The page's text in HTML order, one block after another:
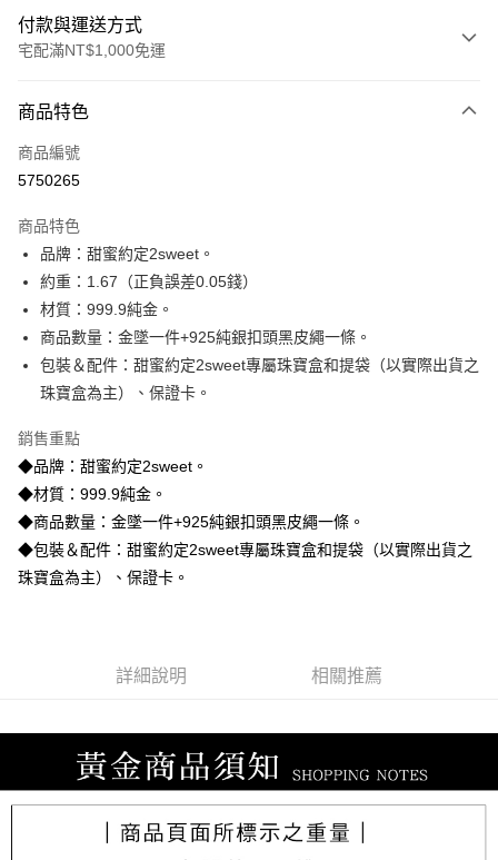
付款與運送方式
宅配滿NT$1,000免運
信用卡一次付款
信用卡分期付款
合作金庫商業銀行
華南商業銀行
上海商業儲蓄銀行
國泰世華商業銀行
臺灣中小企業銀行
台中商業銀行
匯豐（台灣）商業銀行
華泰商業銀行
聯邦商業銀行
遠東國際商業銀行
元大商業銀行
台新國際商業銀行
台灣樂天信用卡公司
6 期 0 利率 每期
華南商業銀行
上海商業儲蓄銀行
國泰世華商業銀行
兆豐國際商業銀行
臺灣中小企業銀行
台中商業銀行
匯豐（台灣）商業銀行
元大商業銀行
玉山商業銀行
台灣樂天信用卡公司
LINE Pay
Apple Pay
街口支付
悠遊付
ATM付款
運送方式
宅配
每筆NT$80，滿NT$1,000(含以上)免運費
商品特色
商品編號
5750265
商品特色
品牌：甜蜜約定2sweet。
約重：1.67（正負誤差0.05錢）
材質：999.9純金。
商品數量：金墜一件+925純銀扣頭黑皮繩一條。
包裝＆配件：甜蜜約定2sweet專屬珠寶盒和提袋（以實際出貨之
珠寶盒為主）、保證卡。
銷售重點
◆品牌：甜蜜約定2sweet。
◆材質：999.9純金。
◆商品數量：金墜一件+925純銀扣頭黑皮繩一條。
◆包裝＆配件：甜蜜約定2sweet專屬珠寶盒和提袋（以實際出貨之
珠寶盒為主）、保證卡。
詳細說明 相關推薦